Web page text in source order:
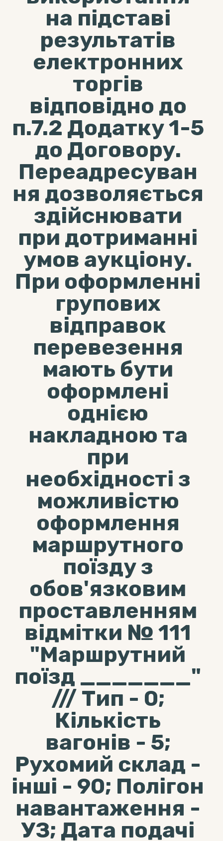
на підставі
результатів
електронних
торгів
відповідно до
п.7.2 Додатку 1-5
до Договору.
Переадресуван
ня дозволяється
здійснювати
при дотриманні
умов аукціону.
При оформленні
групових
відправок
перевезення
мають бути
оформлені
однією
накладною та
при
необхідності з
можливістю
оформлення
маршрутного
поїзду з
обов'язковим
проставленням
відмітки № 111
"Маршрутний
поїзд _______"
/// Тип - 0;
Кількість
вагонів - 5;
Рухомий склад -
інші - 90; Полігон
навантаження -
УЗ; Дата подачі